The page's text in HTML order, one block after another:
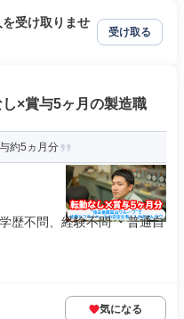
受け取りませ
受け取る
×賞与5ヶ月の製造職
約5ヵ月分
歴不問、経験不問 ・普通自
気になる